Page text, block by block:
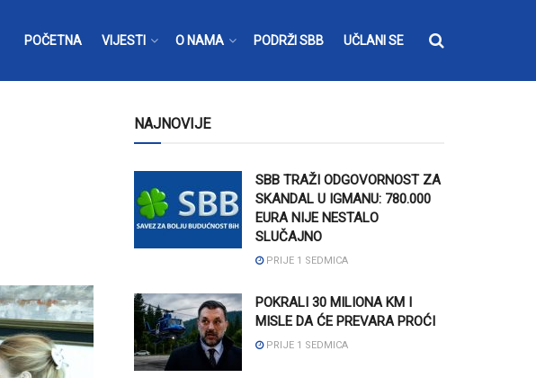
POČETNA VIJESTI O NAMA PODRŽI SBB UČLANI SE
NAJNOVIJE
SBB TRAŽI ODGOVORNOST ZA
SKANDAL U IGMANU: 780.000
EURA NIJE NESTALO
SLUČAJNO
PRIJE 1 SEDMICA
POKRALI 30 MILIONA KM I
MISLE DA ĆE PREVARA PROĆI
PRIJE 1 SEDMICA